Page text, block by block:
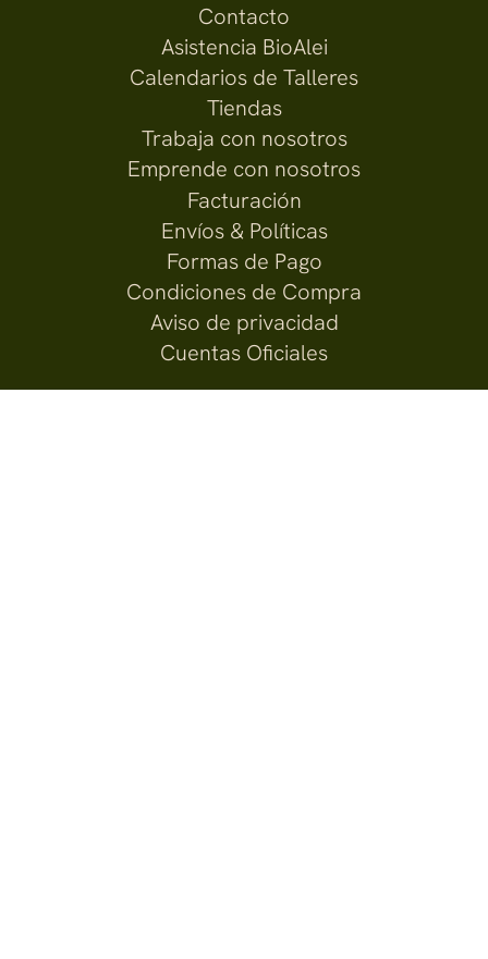
Contacto
Asistencia BioAlei
Calendarios de Talleres
Tiendas
Trabaja con nosotros
Emprende con nosotros
Facturación
Envíos & Políticas
Formas de Pago
Condiciones de Compra
Aviso de privacidad
Cuentas Oficiales